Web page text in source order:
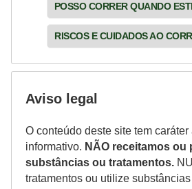
POSSO CORRER QUANDO
RISCOS E CUIDADOS AO
Aviso legal
O conteúdo deste site tem caráter
informativo. NÃO receitamos ou
substâncias ou tratamentos.
tratamentos ou utilize